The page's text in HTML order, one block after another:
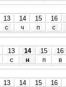
13 14 15
16
с ч п
с
13 14 15
16
с н п
в
13 14 15
16